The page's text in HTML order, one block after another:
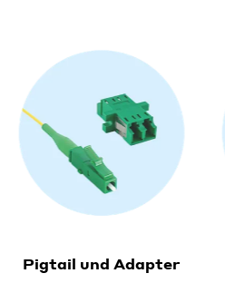
Pigtail und Adapter